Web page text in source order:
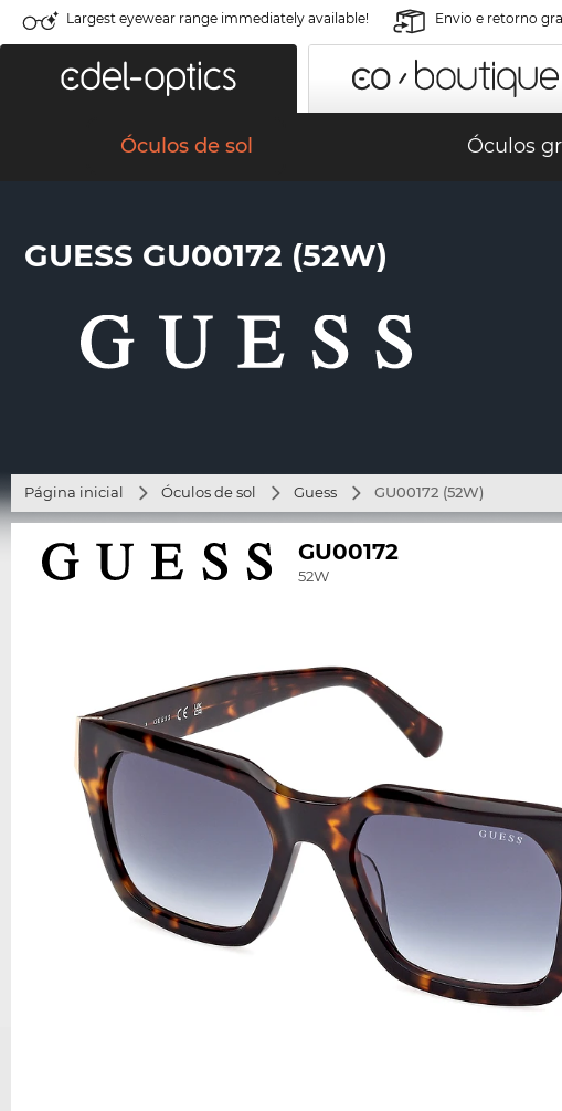
Largest eyewear range immediately available! Envio e retorno
Óculos de sol Óculos
GUESS GU00172 (52W)
Página inicial Óculos de sol Guess GU00172 (52W)
GU00172
52W